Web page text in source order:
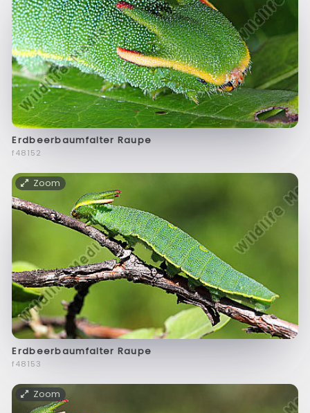
Erdbeerbaumfalter Raupe
f48152
Zoom
Erdbeerbaumfalter Raupe
f48153
Zoom